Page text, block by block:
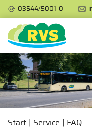
03544/5001-0
Start Service FAQ